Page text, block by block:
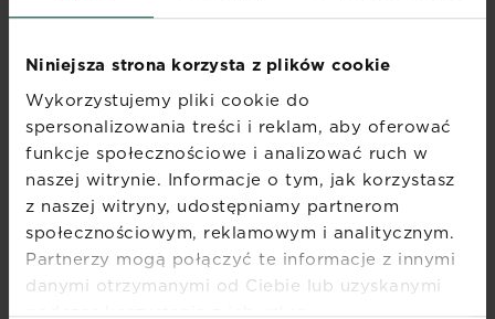
Niniejsza strona korzysta z plików cookie
Wykorzystujemy pliki cookie do
spersonalizowania treści i reklam, aby oferować
funkcje społecznościowe i analizować ruch w
naszej witrynie. Informacje o tym, jak korzystasz
z naszej witryny, udostępniamy partnerom
społecznościowym, reklamowym i analitycznym.
Partnerzy mogą połączyć te informacje z innymi
danymi otrzymanymi od Ciebie lub uzyskanymi
podczas korzystania z ich usług.
nie mogą stać w wodzie, ponieważ mogą
zacząć gnić.